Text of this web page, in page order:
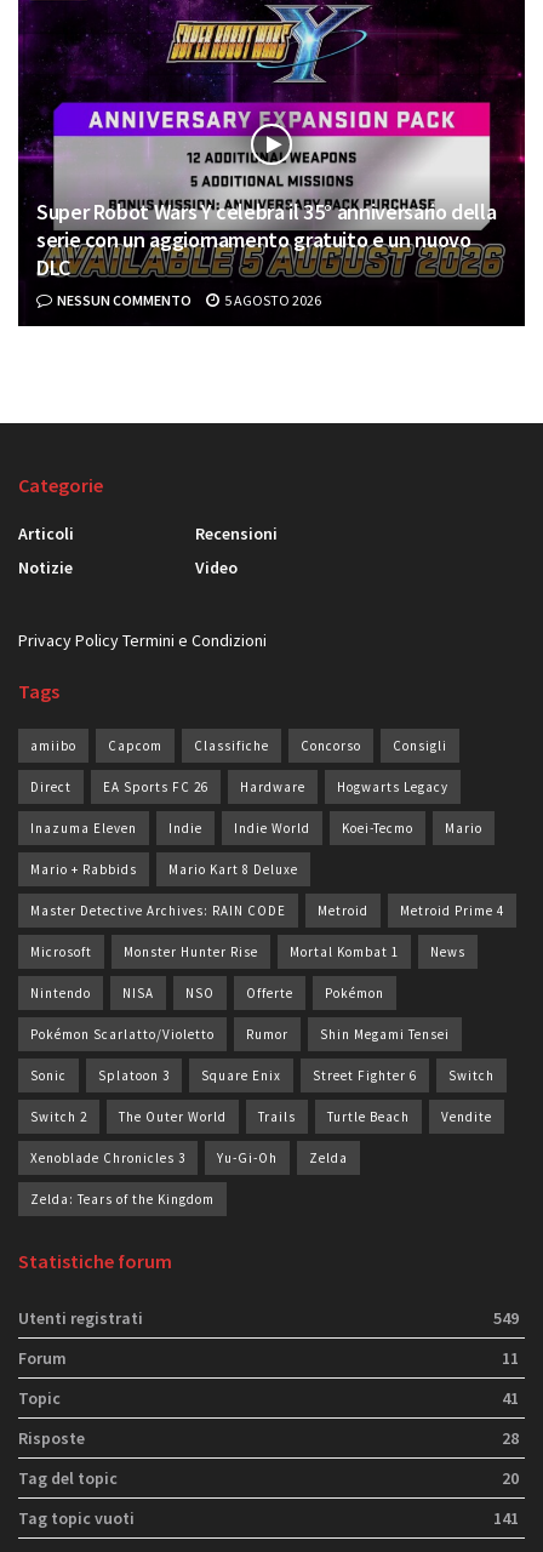
Super Robot Wars Y celebra il 35° anniversario della
serie con un aggiornamento gratuito e un nuovo
DLC
NESSUN COMMENTO 5 AGOSTO 2026
Categorie
Articoli
Notizie
Recensioni
Video
Privacy PolicyTermini e Condizioni
Tags
amiibo Capcom Classifiche Concorso Consigli
Direct EA Sports FC 26 Hardware Hogwarts Legacy
Inazuma Eleven Indie Indie World Koei-Tecmo Mario
Mario + Rabbids Mario Kart 8 Deluxe
Master Detective Archives: RAIN CODE Metroid Metroid Prime 4
Microsoft Monster Hunter Rise Mortal Kombat 1 News
Nintendo NISA NSO Offerte Pokémon
Pokémon Scarlatto/Violetto Rumor Shin Megami Tensei
Sonic Splatoon 3 Square Enix Street Fighter 6 Switch
Switch 2 The Outer World Trails Turtle Beach Vendite
Xenoblade Chronicles 3 Yu-Gi-Oh Zelda
Zelda: Tears of the Kingdom
Statistiche forum
Utenti registrati
549
Forum
11
Topic
41
Risposte
28
Tag del topic
20
Tag topic vuoti
141